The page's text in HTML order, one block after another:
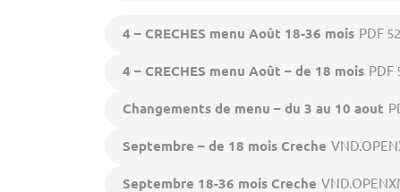
4 – CRECHES menu Août 18-36 mois PDF
4 – CRECHES menu Août – de 18 mois PDF
Changements de menu – du 3 au 10 aout
Septembre – de 18 mois Creche
Septembre 18-36 mois Creche